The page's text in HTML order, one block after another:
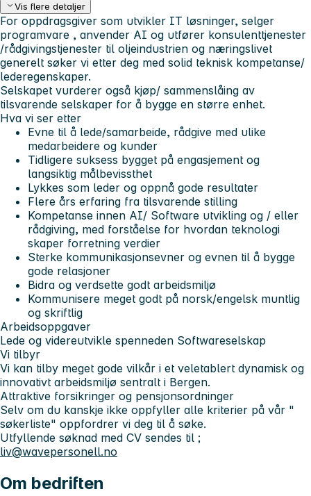
Vis flere detaljer
For oppdragsgiver som utvikler IT løsninger, selger
programvare , anvender AI og utfører konsulenttjenester
/rådgivingstjenester til oljeindustrien og næringslivet
generelt søker vi etter deg med solid teknisk kompetanse/
lederegenskaper.
Selskapet vurderer også kjøp/ sammenslåing av
tilsvarende selskaper for å bygge en større enhet.
Hva vi ser etter
Evne til å lede/samarbeide, rådgive med ulike
medarbeidere og kunder
Tidligere suksess bygget på engasjement og
langsiktig målbevissthet
Lykkes som leder og oppnå gode resultater
Flere års erfaring fra tilsvarende stilling
Kompetanse innen AI/ Software utvikling og / eller
rådgiving, med forståelse for hvordan teknologi
skaper forretning verdier
Sterke kommunikasjonsevner og evnen til å bygge
gode relasjoner
Bidra og verdsette godt arbeidsmiljø
Kommunisere meget godt på norsk/engelsk muntlig
og skriftlig
Arbeidsoppgaver
Lede og videreutvikle spenneden Softwareselskap
Vi tilbyr
Vi kan tilby meget gode vilkår i et veletablert dynamisk og
innovativt arbeidsmiljø sentralt i Bergen.
Attraktive forsikringer og pensjonsordninger
Selv om du kanskje ikke oppfyller alle kriterier på vår "
søkerliste" oppfordrer vi deg til å søke.
Utfyllende søknad med CV sendes til ;
liv@wavepersonell.no
Om bedriften